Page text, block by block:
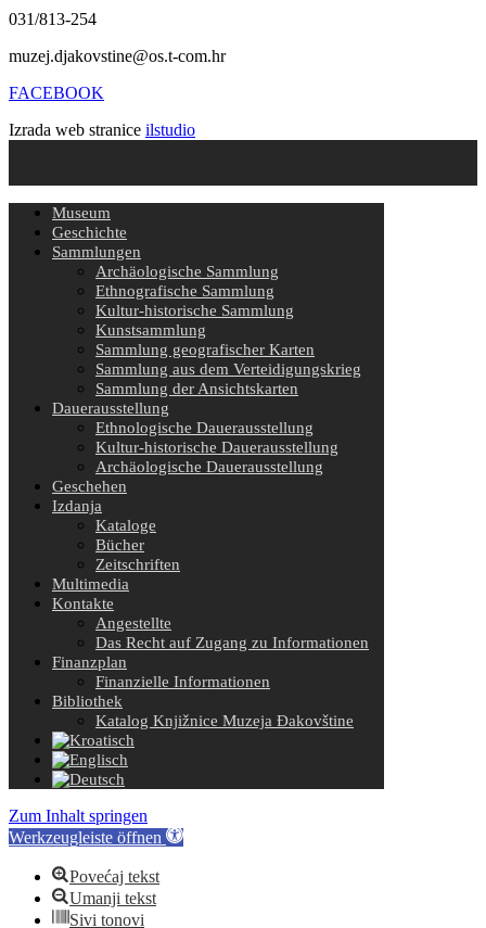
031/813-254
muzej.djakovstine@os.t-com.hr
FACEBOOK
Izrada web stranice ilstudio
Museum
Geschichte
Sammlungen
Archäologische Sammlung
Ethnografische Sammlung
Kultur-historische Sammlung
Kunstsammlung
Sammlung geografischer Karten
Sammlung aus dem Verteidigungskrieg
Sammlung der Ansichtskarten
Dauerausstellung
Ethnologische Dauerausstellung
Kultur-historische Dauerausstellung
Archäologische Dauerausstellung
Geschehen
Izdanja
Kataloge
Bücher
Zeitschriften
Multimedia
Kontakte
Angestellte
Das Recht auf Zugang zu Informationen
Finanzplan
Finanzielle Informationen
Bibliothek
Katalog Knjižnice Muzeja Đakovštine
Zum Inhalt springen
Werkzeugleiste öffnen
Povećaj tekst
Umanji tekst
Sivi tonovi